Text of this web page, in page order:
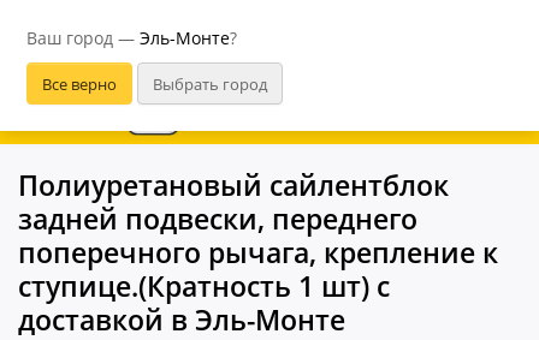
Ваш город — Эль-Монте?
В приложении удобнее
Полиуретановый сайлентблок
задней подвески, переднего
поперечного рычага, крепление к
ступице.(Кратность 1 шт) с
доставкой в Эль-Монте